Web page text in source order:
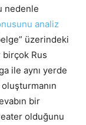
nedenle
analiz
üzerindeki
birçok Rus
ile aynı yerde
bir
olduğunu